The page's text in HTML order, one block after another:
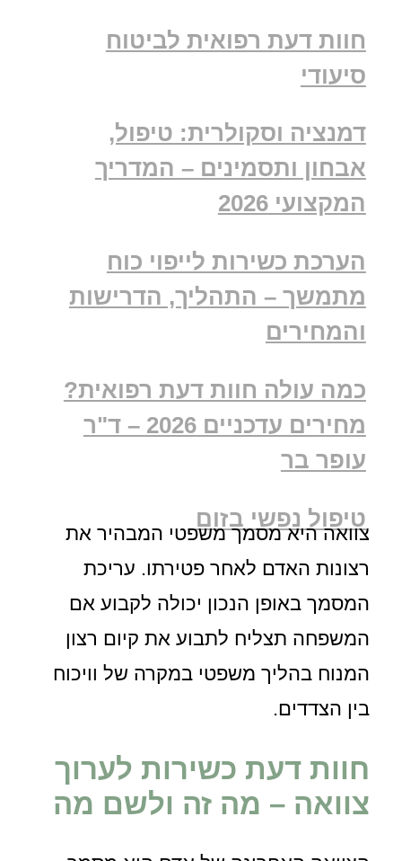
חוות דעת רפואית לביטוח
סיעודי
דמנציה וסקולרית: טיפול,
אבחון ותסמינים – המדריך
המקצועי 2026
הערכת כשירות לייפוי כוח
מתמשך – התהליך, הדרישות
והמחירים
כמה עולה חוות דעת רפואית?
מחירים עדכניים 2026 – ד"ר
עופר בר
טיפול נפשי בזום
צוואה היא מסמך משפטי המבהיר את
רצונות האדם לאחר פטירתו. עריכת
המסמך באופן הנכון יכולה לקבוע אם
המשפחה תצליח לתבוע את קיום רצון
המנוח בהליך משפטי במקרה של וויכוח
בין הצדדים.
חוות דעת כשירות לערוך
צוואה – מה זה ולשם מה